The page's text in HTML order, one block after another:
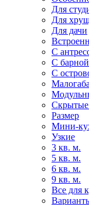
Для
Для
Для дачи
С
С
С
Скрытые
Размер
Мини-
Узкие
3 кв. м.
5 кв. м.
6 кв. м.
9 кв. м.
Все для